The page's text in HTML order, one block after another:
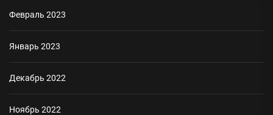
Февраль 2023
Январь 2023
Декабрь 2022
Ноябрь 2022